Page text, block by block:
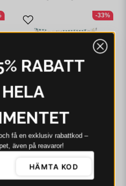
Arvidssons Köket
grön/gul kuddfodral
173 kr
-33%
RABATT
HELA
få en exklusiv rabattkod –
även på reavaror!
HÄMTA KOD